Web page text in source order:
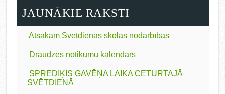
JAUNĀKIE RAKSTI
Atsākam Svētdienas skolas nodarbības
Draudzes notikumu kalendārs
SPREDIĶIS GAVĒŅA LAIKA CETURTAJĀ
SVĒTDIENĀ